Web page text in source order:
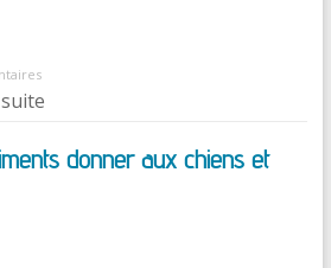
donner aux chiens et